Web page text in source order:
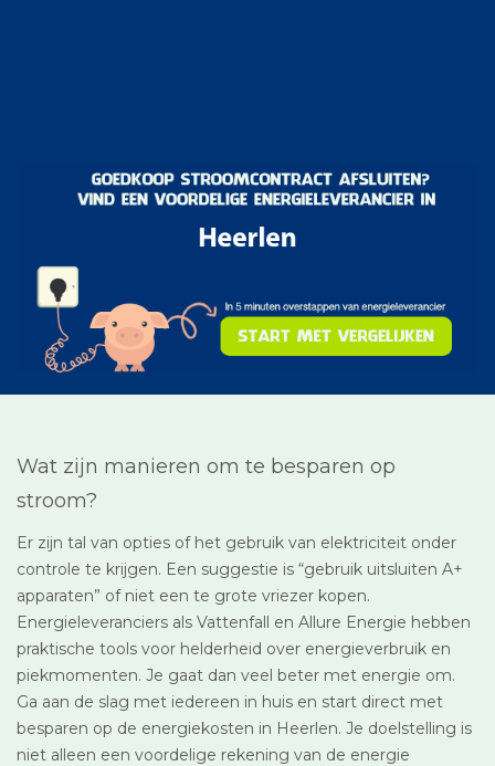
Wat zijn manieren om te besparen op
stroom?
Er zijn tal van opties of het gebruik van elektriciteit onder
controle te krijgen. Een suggestie is “gebruik uitsluiten A+
apparaten” of niet een te grote vriezer kopen.
Energieleveranciers als Vattenfall en Allure Energie hebben
praktische tools voor helderheid over energieverbruik en
piekmomenten. Je gaat dan veel beter met energie om.
Ga aan de slag met iedereen in huis en start direct met
besparen op de energiekosten in Heerlen. Je doelstelling is
niet alleen een voordelige rekening van de energie